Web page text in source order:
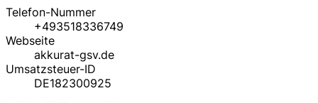
Telefon-Nummer
+493518336749
Webseite
akkurat-gsv.de
Umsatzsteuer-ID
DE182300925